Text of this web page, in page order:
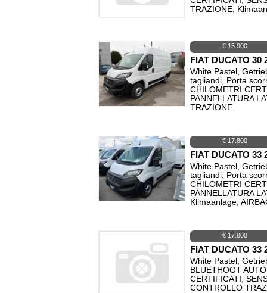
TRAZIONE,
€ 15.900
FIAT DUCATO 30
White Pastel,
tagliandi, Porta
CHILOMETRI
PANNELLATURA
TRAZIONE
€ 17.800
FIAT DUCATO 33
White Pastel,
tagliandi, Porta
CHILOMETRI
PANNELLATURA
Klimaanlage,
€ 17.800
FIAT DUCATO 33
White Pastel,
BLUETHOOT
CERTIFICATI,
CONTROLLO